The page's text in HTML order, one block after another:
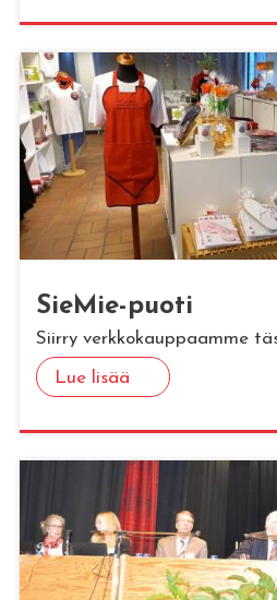
Sie­Mie-puoti
Siirry verkkokauppaamme
Lue lisää